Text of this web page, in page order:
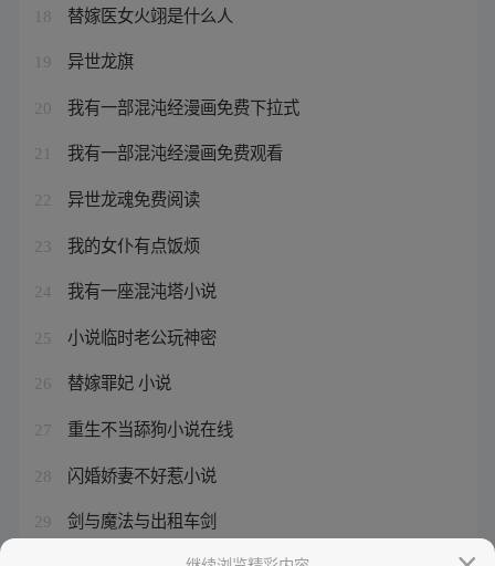
18 替嫁医女火翊是什么人
19 异世龙旗
20 我有一部混沌经漫画免费下拉式
21 我有一部混沌经漫画免费观看
22 异世龙魂免费阅读
23 我的女仆有点饭烦
24 我有一座混沌塔小说
25 小说临时老公玩神密
26 替嫁罪妃 小说
27 重生不当舔狗小说在线
28 闪婚娇妻不好惹小说
29 剑与魔法与出租车剑